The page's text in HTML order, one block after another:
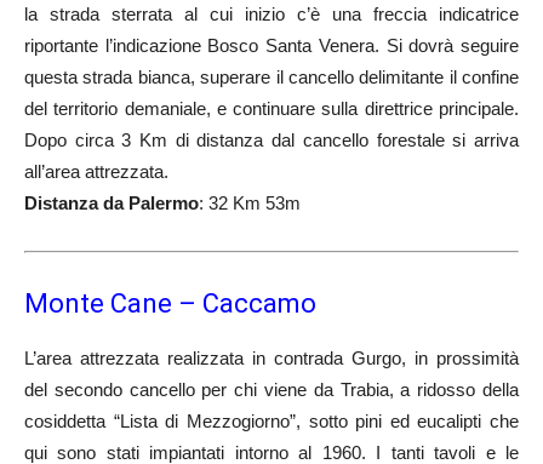
la strada sterrata al cui inizio c’è una freccia indicatrice
riportante l’indicazione Bosco Santa Venera. Si dovrà seguire
questa strada bianca, superare il cancello delimitante il confine
del territorio demaniale, e continuare sulla direttrice principale.
Dopo circa 3 Km di distanza dal cancello forestale si arriva
all’area attrezzata.
Distanza da Palermo: 32 Km 53m
Monte Cane – Caccamo
L’area attrezzata realizzata in contrada Gurgo, in prossimità
del secondo cancello per chi viene da Trabia, a ridosso della
cosiddetta “Lista di Mezzogiorno”, sotto pini ed eucalipti che
qui sono stati impiantati intorno al 1960. I tanti tavoli e le